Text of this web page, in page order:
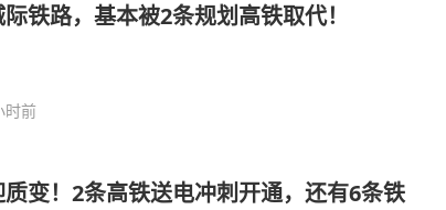
铁路，基本被2条规划高铁取代！
时前
变！2条高铁送电冲刺开通，还有6条铁